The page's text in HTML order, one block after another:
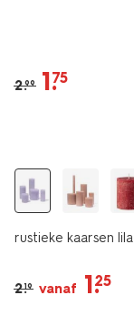
2.99 1.
75
rustieke kaarsen lila
2.19 vanaf 1.
25